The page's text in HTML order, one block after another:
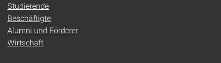
Studierende
Beschäftigte
Alumni und Förderer
Wirtschaft